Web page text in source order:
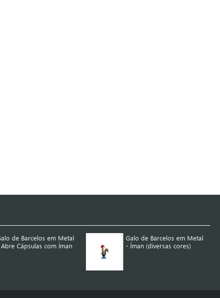
de Barcelos em Metal
Cápsulas com Íman
Galo de Barcelos em Metal
- Íman (diversas cores)